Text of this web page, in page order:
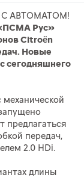
«ПСМА Рус»
Citroën
Новые
сегодняшнего
предлагаться
передач,
2.0 HDi.
длины